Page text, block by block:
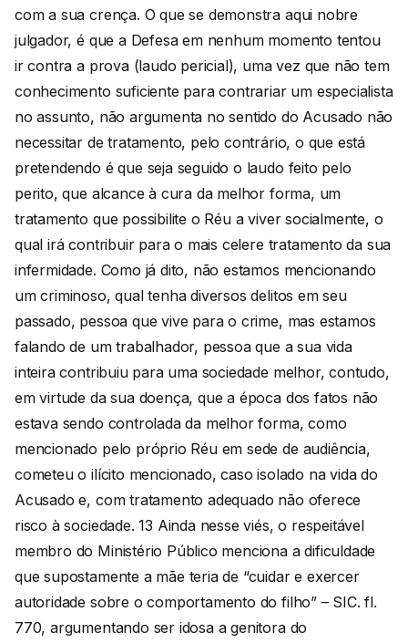
com a sua crença. O que se demonstra aqui nobre
julgador, é que a Defesa em nenhum momento tentou
ir contra a prova (laudo pericial), uma vez que não tem
conhecimento suficiente para contrariar um especialista
no assunto, não argumenta no sentido do Acusado não
necessitar de tratamento, pelo contrário, o que está
pretendendo é que seja seguido o laudo feito pelo
perito, que alcance à cura da melhor forma, um
tratamento que possibilite o Réu a viver socialmente, o
qual irá contribuir para o mais celere tratamento da sua
infermidade. Como já dito, não estamos mencionando
um criminoso, qual tenha diversos delitos em seu
passado, pessoa que vive para o crime, mas estamos
falando de um trabalhador, pessoa que a sua vida
inteira contribuiu para uma sociedade melhor, contudo,
em virtude da sua doença, que a época dos fatos não
estava sendo controlada da melhor forma, como
mencionado pelo próprio Réu em sede de audiência,
cometeu o ilícito mencionado, caso isolado na vida do
Acusado e, com tratamento adequado não oferece
risco à sociedade. 13 Ainda nesse viés, o respeitável
membro do Ministério Público menciona a dificuldade
que supostamente a mãe teria de “cuidar e exercer
autoridade sobre o comportamento do filho” – SIC. fl.
770, argumentando ser idosa a genitora do